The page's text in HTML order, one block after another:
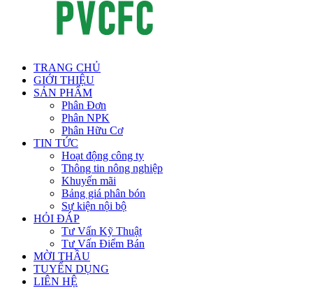
TRANG CHỦ
GIỚI THIỆU
SẢN PHẨM
Phân Đơn
Phân NPK
Phân Hữu Cơ
TIN TỨC
Hoạt động công ty
Thông tin nông nghiệp
Khuyến mãi
Bảng giá phân bón
Sự kiện nội bộ
HỎI ĐÁP
Tư Vấn Kỹ Thuật
Tư Vấn Điểm Bán
MỜI THẦU
TUYỂN DỤNG
LIÊN HỆ